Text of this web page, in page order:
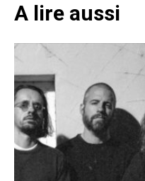
A lire aussi